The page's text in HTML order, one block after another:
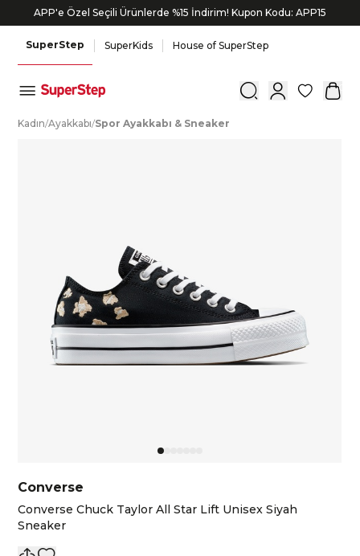
APP'e Özel Seçili Ürünlerde %15 İndirim! Kupon Kodu: APP15
SuperStep SuperKids House of SuperStep
0
Kadın/Ayakkabı/Spor Ayakkabı & Sneaker
Converse
Converse Chuck Taylor All Star Lift Unisex Siyah
Sneaker